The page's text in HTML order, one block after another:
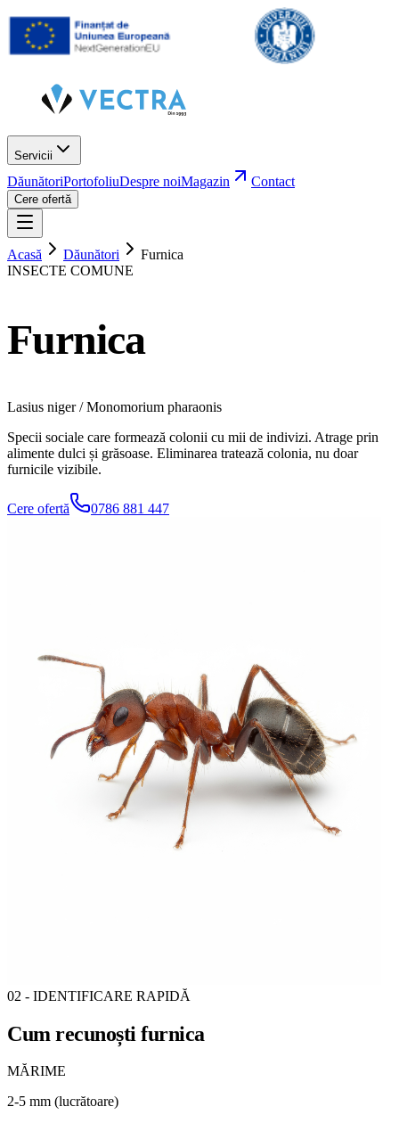
Servicii
DăunătoriPortofoliuDespre noiMagazin Contact
Cere ofertă
Acasă Dăunători
Furnica
INSECTE COMUNE
Furnica
Lasius niger / Monomorium pharaonis
Specii sociale care formează colonii cu mii de indivizi. Atrage prin
alimente dulci și grăsoase. Eliminarea tratează colonia, nu doar
furnicile vizibile.
Cere ofertă 0786 881 447
02 - IDENTIFICARE RAPIDĂ
Cum recunoștifurnica
MĂRIME
2-5 mm (lucrătoare)